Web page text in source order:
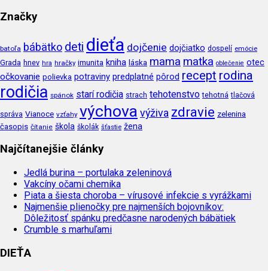
Značky
batoľa bábätko deti dieťa dojčenie dojčiatko dospelí emócie
Grada hnev hra hračky imunita kniha láska mama matka oblečenie otec
očkovanie polievka potraviny predplatné pôrod recept rodina
rodičia spánok starí rodičia strach tehotenstvo tehotná tlačová
správa Vianoce vzťahy výchova výživa zdravie zelenina
časopis čítanie škola školák šťastie žena
Najčítanejšie články
Jedlá burina – portulaka zeleninová
Vakcíny očami chemika
Piata a šiesta choroba – vírusové infekcie s vyrážkami
Najmenšie plienočky pre najmenších bojovníkov:
Dôležitosť spánku predčasne narodených bábätiek
Crumble s marhuľami
DIEŤA